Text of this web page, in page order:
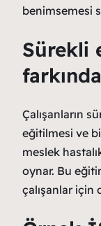
benimsemesi
Sürekli
Çalışanların
eğitilmesi ve
meslek
oynar. Bu
çalışanlar için